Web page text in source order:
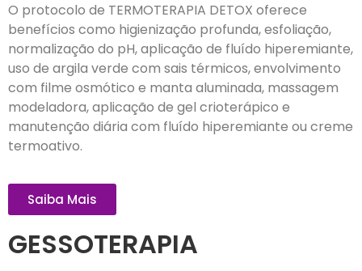
O protocolo de TERMOTERAPIA DETOX oferece
benefícios como higienização profunda, esfoliação,
normalização do pH, aplicação de fluído hiperemiante,
uso de argila verde com sais térmicos, envolvimento
com filme osmótico e manta aluminada, massagem
modeladora, aplicação de gel crioterápico e
manutenção diária com fluído hiperemiante ou creme
termoativo.
Saiba Mais
GESSOTERAPIA